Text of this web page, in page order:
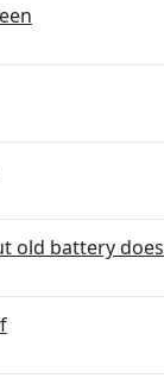
old battery does